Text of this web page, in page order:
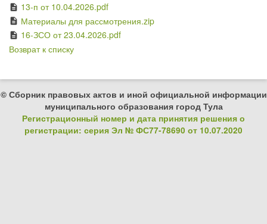
description 13-п от 10.04.2026.pdf
description Материалы для рассмотрения.zip
description 16-ЗСО от 23.04.2026.pdf
Возврат к списку
© Сборник правовых актов и иной официальной информации
муниципального образования город Тула
Регистрационный номер и дата принятия решения о
регистрации: серия Эл № ФС77-78690 от 10.07.2020